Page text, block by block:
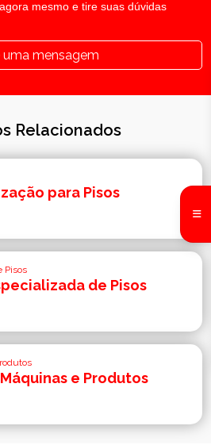
mesmo e tire suas dúvidas
uma mensagem
Relacionados
para Pisos
de Pisos
e Produtos